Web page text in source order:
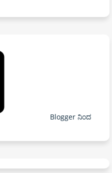
Blogger ನಿಂದ